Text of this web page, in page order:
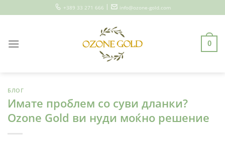
to
+389 33 271 666 | info@ozone-gold.com
0
БЛОГ
Имате проблем со суви дланки?
Ozone Gold ви нуди моќно решение